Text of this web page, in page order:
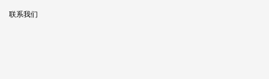
联系我们